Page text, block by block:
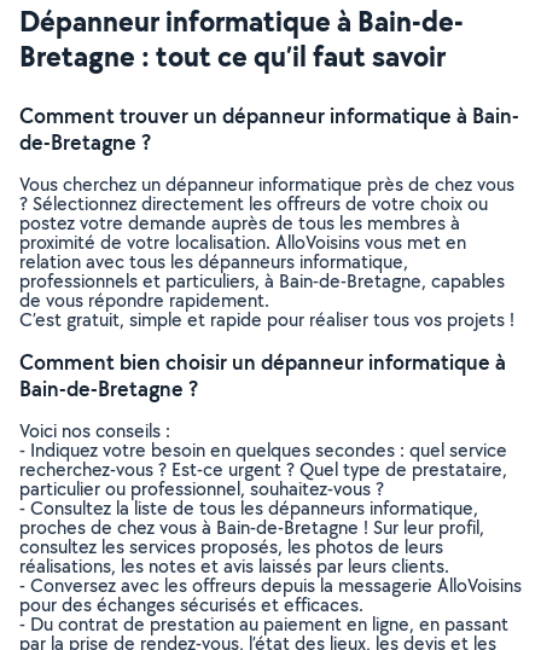
Dépanneur informatique à Bain-de-
Bretagne : tout ce qu’il faut savoir
Comment trouver un dépanneur informatique à Bain-
de-Bretagne ?
Vous cherchez un dépanneur informatique près de chez vous
? Sélectionnez directement les offreurs de votre choix ou
postez votre demande auprès de tous les membres à
proximité de votre localisation. AlloVoisins vous met en
relation avec tous les dépanneurs informatique,
professionnels et particuliers, à Bain-de-Bretagne, capables
de vous répondre rapidement.
C’est gratuit, simple et rapide pour réaliser tous vos projets !
Comment bien choisir un dépanneur informatique à
Bain-de-Bretagne ?
Voici nos conseils :
- Indiquez votre besoin en quelques secondes : quel service
recherchez-vous ? Est-ce urgent ? Quel type de prestataire,
particulier ou professionnel, souhaitez-vous ?
- Consultez la liste de tous les dépanneurs informatique,
proches de chez vous à Bain-de-Bretagne ! Sur leur profil,
consultez les services proposés, les photos de leurs
réalisations, les notes et avis laissés par leurs clients.
- Conversez avec les offreurs depuis la messagerie AlloVoisins
pour des échanges sécurisés et efficaces.
- Du contrat de prestation au paiement en ligne, en passant
par la prise de rendez-vous, l’état des lieux, les devis et les